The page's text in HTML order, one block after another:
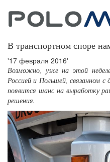
В транспортном споре
'17 февраля 2016'
Возможно, уже на этой
Россией и Польшей, связанном с
появится шанс на выработку
решения.